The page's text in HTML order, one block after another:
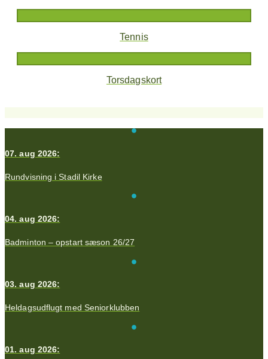
Tennis
Torsdagskort
07. aug 2026:
Rundvisning i Stadil Kirke
04. aug 2026:
Badminton – opstart sæson 26/27
03. aug 2026:
Heldagsudflugt med Seniorklubben
01. aug 2026: